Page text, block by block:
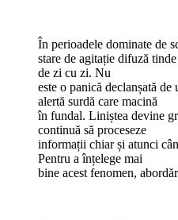
În perioadele dominate de
stare de agitație difuză
de zi cu zi. Nu
este o panică declanșată
alertă surdă care macină
în fundal. Liniștea devine
continuă să proceseze
informații chiar și atunci
Pentru a înțelege mai
bine acest fenomen,